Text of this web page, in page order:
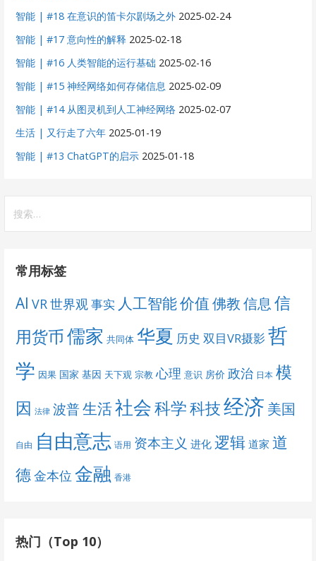
智能 | #18 在意识的笛卡尔剧场之外 2025-02-24
智能 | #17 意向性的解释 2025-02-18
智能 | #16 人类智能的运行基础 2025-02-16
智能 | #15 神经网络如何存储信息 2025-02-09
智能 | #14 从图灵机到人工神经网络 2025-02-07
生活 | 又行走了六年 2025-01-19
智能 | #13 ChatGPT的启示 2025-01-18
索：
常用标签
AI VR世界观事实 人工智能价值佛教信息信
用货币儒家 共同体 华夏 历史 双目VR摄影 哲
学 因果 国家 基因 天下观 宗教 心理 意识 房价 政治 日本 模
因 法律 波普生活社会科学科技经济 美国
自由 自由意志 语用 资本主义 进化 逻辑 道家 道
德金本位 金融 香港
热门（Top 10）